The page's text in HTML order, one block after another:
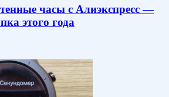
часы с Алиэкспресс —
этого года